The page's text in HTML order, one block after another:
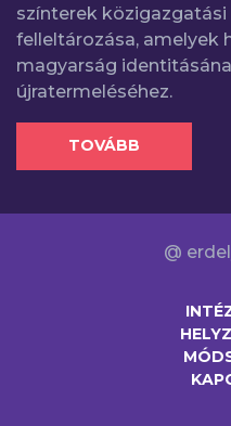
színterek
felleltározása, amelyek
magyarság
újratermeléséhez.
TOVÁBB
@